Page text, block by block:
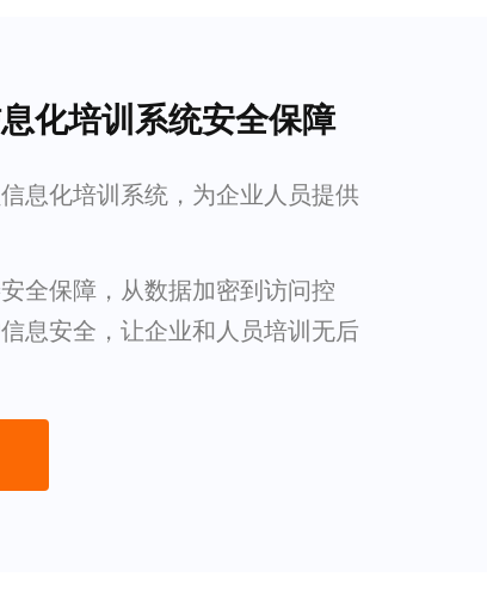
化培训系统安全保障
息化培训系统，为企业人员提供
全保障，从数据加密到访问控
息安全，让企业和人员培训无后